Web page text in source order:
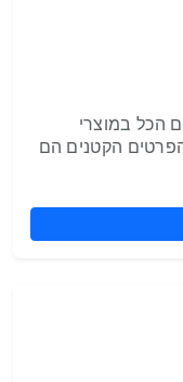
הכל במוצרי
הקטנים הם